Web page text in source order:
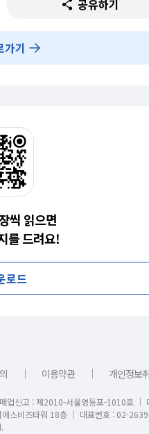
공유하기
가기
씩 읽으면
를 드려요!
로드
｜ 이용약관 ｜ 개인정보
업신고 : 제2010-서울영등포-1010호 │
에스비즈타워 18층 │ 대표번호 : 02-